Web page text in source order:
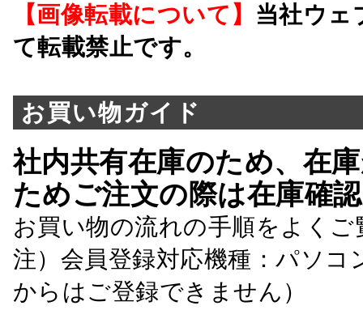
【画像転載について】 当社ウェ
て転載禁止です。
お買い物ガイド
社内共有在庫のため、在
ためご注文の際は在庫確
お買い物の流れの手順をよくご
注）会員登録対応機種：パソ
からはご登録できません）